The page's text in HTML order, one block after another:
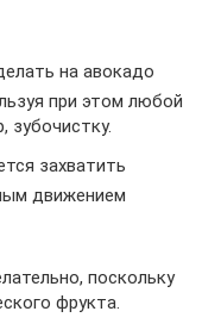
на авокадо
при этом любой
зубочистку.
захватить
движением
поскольку
фрукта.